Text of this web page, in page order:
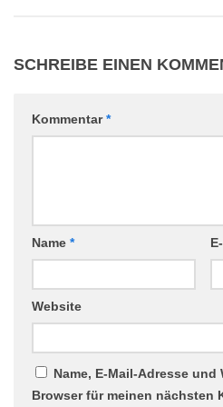
SCHREIBE EINEN
Kommentar*
Name *
Website
Name, E-Mail-Adresse
Browser für meinen nächsten